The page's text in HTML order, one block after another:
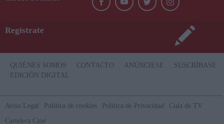
Regístrate
QUIÉNES SOMOS CONTACTO ANÚNCIESE
SUSCRÍBASE
EDICIÓN DIGITAL
Aviso Legal Politica de cookies Política de Privacidad
Guía de TV
Cartelera Cine